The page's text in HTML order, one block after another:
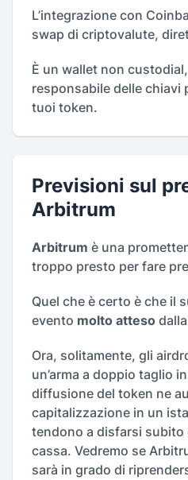
L’integrazione con
swap di criptovalute,
È un wallet non
responsabile delle chiavi
tuoi token.
Previsioni sul
Arbitrum
Arbitrum è una
troppo presto per fare
Quel che è certo è che il
evento molto atteso
Ora, solitamente, gli
un’arma a doppio taglio
diffusione del token ne
capitalizzazione in un
tendono a disfarsi subito
cassa. Vedremo se
sarà in grado di